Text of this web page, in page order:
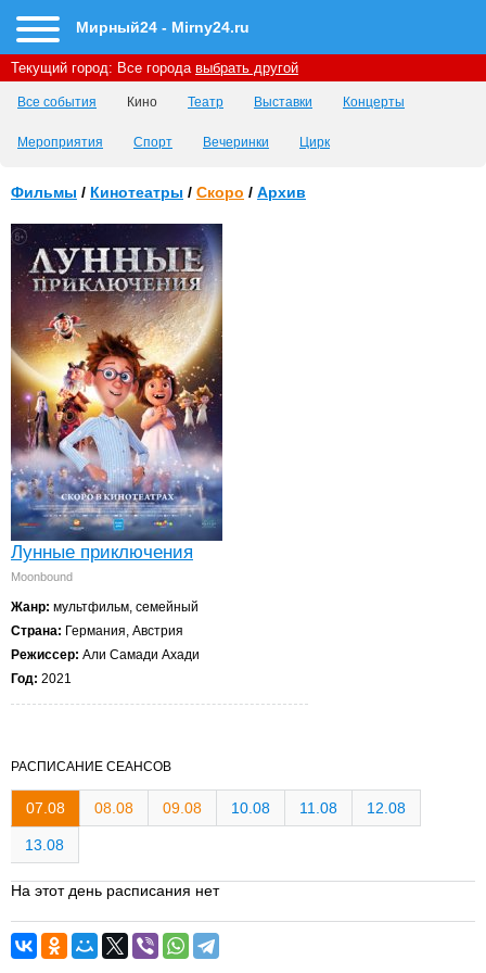
Мирный24 - Mirny24.ru
Текущий город: Все города выбрать другой
Все события Кино Театр Выставки Концерты
Мероприятия Спорт Вечеринки Цирк
Фильмы / Кинотеатры / Скоро / Архив
Лунные приключения
Moonbound
Жанр: мультфильм, семейный
Страна: Германия, Австрия
Режиссер: Али Самади Ахади
Год: 2021
РАСПИСАНИЕ СЕАНСОВ
07.08 08.08 09.08 10.08 11.08 12.08
13.08
На этот день расписания нет